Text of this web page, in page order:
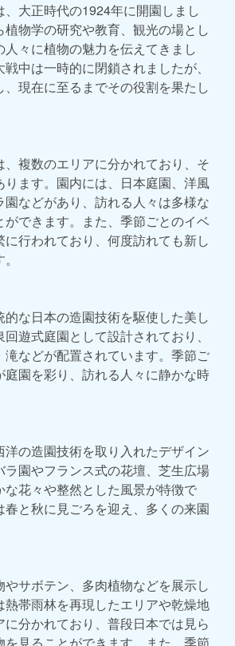
大正時代の1924年に開園しまし
植物学の研究や教育、観光の場とし
人々に植物の魅力を伝えてきまし
中は一時的に閉鎖されましたが、
現在に至るまでその役割を果たし
複数のエリアに分かれており、そ
ります。園内には、日本庭園、洋風
園などがあり、訪れる人々は多様な
できます。また、季節ごとのイベ
に行われており、何度訪れても新し
的な日本の造園技術を駆使した美し
遊式庭園として設計されており、
滝などが配置されています。季節ご
庭園を彩り、訪れる人々に静かな時
の造園技術を取り入れたデザイン
ラ園やフランス式の花壇、芝生広場
な花々や整然とした風景が特徴で
と秋に見ごろを迎え、多くの来園
サボテン、多肉植物などを展示し
熱帯雨林を再現したエリアや乾燥地
分かれており、普段日本では見ら